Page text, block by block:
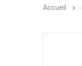
Accueil